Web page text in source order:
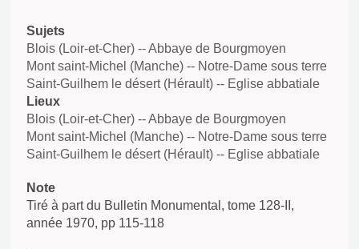
Sujets
Blois (Loir-et-Cher) -- Abbaye de Bourgmoyen
Mont saint-Michel (Manche) -- Notre-Dame sous terre
Saint-Guilhem le désert (Hérault) -- Eglise abbatiale
Lieux
Blois (Loir-et-Cher) -- Abbaye de Bourgmoyen
Mont saint-Michel (Manche) -- Notre-Dame sous terre
Saint-Guilhem le désert (Hérault) -- Eglise abbatiale
Note
Tiré à part du Bulletin Monumental, tome 128-II,
année 1970, pp 115-118